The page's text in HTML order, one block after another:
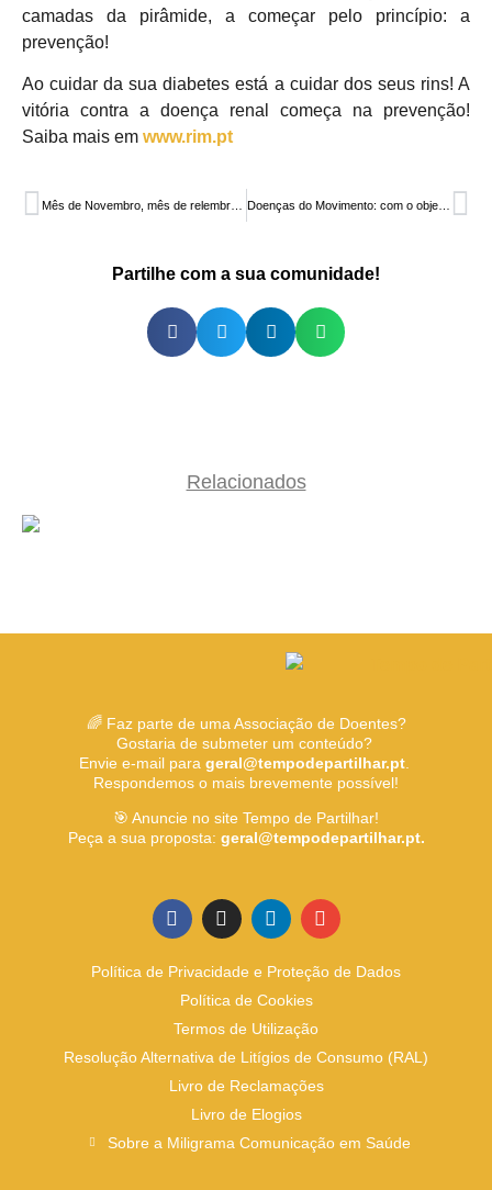
camadas da pirâmide, a começar pelo princípio: a
prevenção!
Ao cuidar da sua diabetes está a cuidar dos seus rins! A
vitória contra a doença renal começa na prevenção!
Saiba mais em www.rim.pt
Doenças do Movimento: com o objetivo de garantir o acesso de todos aos melhores cuidados
Partilhe com a sua comunidade!
Relacionados
🌈 Faz parte de uma Associação de Doentes?
Gostaria de submeter um conteúdo?
Envie e-mail para geral@tempodepartilhar.pt.
Respondemos o mais brevemente possível!
🎯 Anuncie no site Tempo de Partilhar!
Peça a sua proposta: geral@tempodepartilhar.pt.
Política de Privacidade e Proteção de Dados
Política de Cookies
Termos de Utilização
Resolução Alternativa de Litígios de Consumo (RAL)
Livro de Reclamações
Livro de Elogios
Sobre a Miligrama Comunicação em Saúde